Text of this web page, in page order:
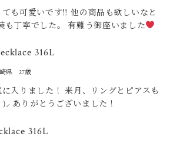
も可愛いです‼ 他の商品も欲しいなと
も丁寧でした。 有難う御座いました
316L
県 27歳
入りました！ 来月、リングとピアスも
ありがとうございました！
316L